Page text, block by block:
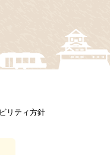
リティ方針